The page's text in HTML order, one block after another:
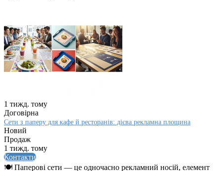
1 тижд. тому
Договірна
Сети з паперу для кафе й ресторанів: дієва рекламна площина
Новий
Продаж
1 тижд. тому
Контакти
🍽️ Паперові сети — це одночасно рекламний носій, елемент